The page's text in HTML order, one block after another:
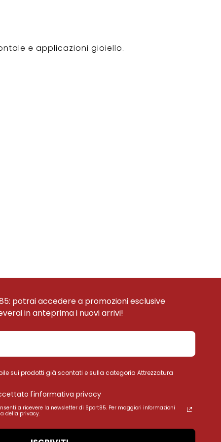
e applicazioni gioiello.
potrai accedere a promozioni esclusive
in anteprima i nuovi arrivi!
sui prodotti già scontati e sulla categoria Attrezzatura
l'informativa privacy
a ricevere la newsletter di Sport85. Per maggiori informazioni
della privacy.